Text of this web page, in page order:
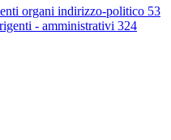
organi indirizzo-politico 53
- amministrativi 324